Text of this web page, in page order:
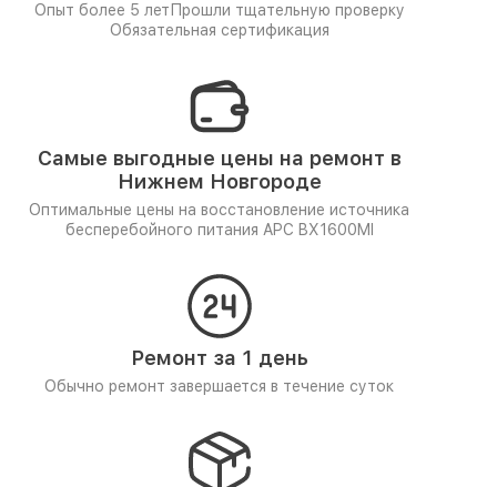
Опыт более 5 лет Прошли тщательную проверку
Обязательная сертификация
Самые выгодные цены на ремонт в
Нижнем Новгороде
Оптимальные цены на восстановление источника
бесперебойного питания APC BX1600MI
Ремонт за 1 день
Обычно ремонт завершается в течение суток